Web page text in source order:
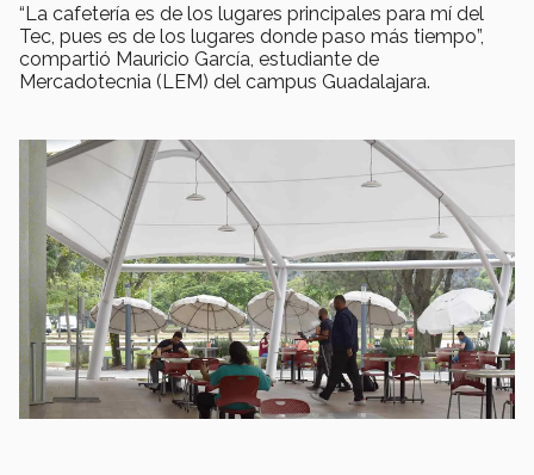
“La cafetería es de los lugares principales para mí del
Tec, pues es de los lugares donde paso más tiempo”,
compartió Mauricio García, estudiante de
Mercadotecnia (LEM) del campus Guadalajara.